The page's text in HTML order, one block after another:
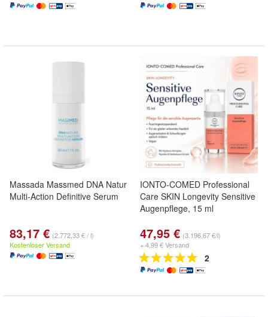
Massada Massmed DNA Natur
Multi-Action Definitive Serum
83,17 € (2.772,33 € / l)
Kostenloser Versand
IONTO-COMED Professional
Care SKIN Longevity Sensitive
Augenpflege, 15 ml
47,95 € (3.196,67 €/l)
+ 4,99 € Versand
2